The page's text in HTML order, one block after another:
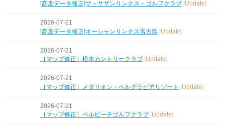
[高度データ修正]ザ・サザンリンクス・ゴルフクラブ
Update
2026-07-21
[高度データ修正]オーシャンリンクス宮古島 [Update]
2026-07-21
［マップ修正］松本カントリークラブ
Update
2026-07-21
［マップ修正］メダリオン・ベルグラビアリゾート
[Update]
2026-07-21
［マップ修正］ベルビーチゴルフクラブ [Update]